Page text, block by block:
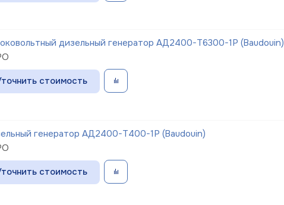
дизельный генератор АД2400-Т6300-1Р (Baudouin)
стоимость
генератор АД2400-Т400-1Р (Baudouin)
стоимость